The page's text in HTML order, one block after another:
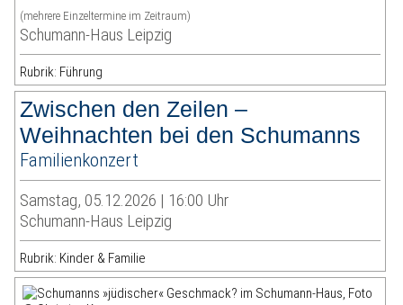
(mehrere Einzeltermine im Zeitraum)
Schumann-Haus Leipzig
Rubrik: Führung
Zwischen den Zeilen –
Weihnachten bei den Schumanns
Familienkonzert
Samstag, 05.12.2026 | 16:00 Uhr
Schumann-Haus Leipzig
Rubrik: Kinder & Familie